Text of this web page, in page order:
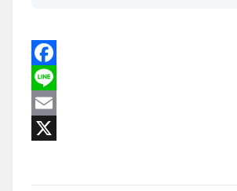
Facebook
Line
Email